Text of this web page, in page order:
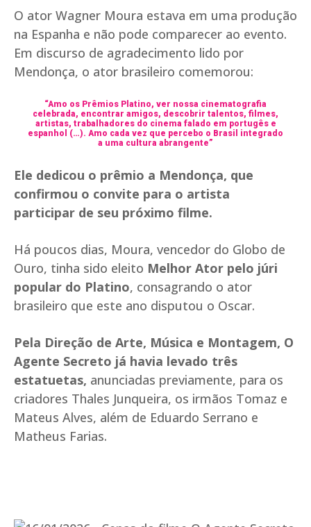
O ator Wagner Moura estava em uma produção
na Espanha e não pode comparecer ao evento.
Em discurso de agradecimento lido por
Mendonça, o ator brasileiro comemorou:
“Amo os Prêmios Platino, ver nossa cinematografia
celebrada, encontrar amigos, descobrir talentos, filmes,
artistas, trabalhadores do cinema falado em portugês e
espanhol (…). Amo cada vez que percebo o Brasil integrado
a uma cultura abrangente”
Ele dedicou o prêmio a Mendonça, que
confirmou o convite para o artista
participar de seu próximo filme.
Há poucos dias, Moura, vencedor do Globo de
Ouro, tinha sido eleito Melhor Ator pelo júri
popular do Platino, consagrando o ator
brasileiro que este ano disputou o Oscar.
Pela Direção de Arte, Música e Montagem, O
Agente Secreto já havia levado três
estatuetas, anunciadas previamente, para os
criadores Thales Junqueira, os irmãos Tomaz e
Mateus Alves, além de Eduardo Serrano e
Matheus Farias.